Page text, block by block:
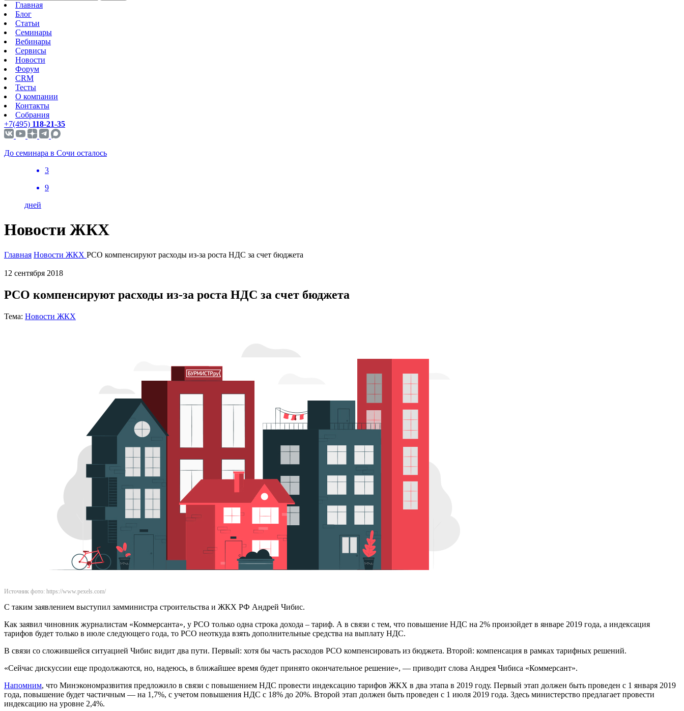
Главная
Блог
Статьи
Семинары
Вебинары
Сервисы
Новости
Форум
CRM
Тесты
О компании
Контакты
Собрания
+7(495) 118-21-35
До семинара в Сочи осталось
3
9
дней
Новости ЖКХ
Главная Новости ЖКХ РСО компенсируют расходы из-за роста НДС за счет бюджета
12 сентября 2018
РСО компенсируют расходы из-за роста НДС за счет бюджета
Тема: Новости ЖКХ
Источник фото: https://www.pexels.com/
С таким заявлением выступил замминистра строительства и ЖКХ РФ Андрей Чибис.
Как заявил чиновник журналистам «Коммерсанта», у РСО только одна строка дохода – тариф. А в связи с тем, что повышение НДС на 2% произойдет в январе 2019 года, а индексация
тарифов будет только в июле следующего года, то РСО неоткуда взять дополнительные средства на выплату НДС.
В связи со сложившейся ситуацией Чибис видит два пути. Первый: хотя бы часть расходов РСО компенсировать из бюджета. Второй: компенсация в рамках тарифных решений.
«Сейчас дискуссии еще продолжаются, но, надеюсь, в ближайшее время будет принято окончательное решение», — приводит слова Андрея Чибиса «Коммерсант».
Напомним, что Минэкономразвития предложило в связи с повышением НДС провести индексацию тарифов ЖКХ в два этапа в 2019 году. Первый этап должен быть проведен с 1 января 2019
года, повышение будет частичным — на 1,7%, с учетом повышения НДС с 18% до 20%. Второй этап должен быть проведен с 1 июля 2019 года. Здесь министерство предлагает провести
индексацию на уровне 2,4%.